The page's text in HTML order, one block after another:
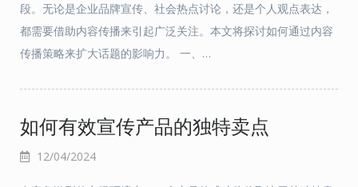
段。无论是企业品牌宣传、社会热点讨论，还是个人观点表达，
都需要借助内容传播来引起广泛关注。本文将探讨如何通过内容
传播策略来扩大话题的影响力。 一、…
如何有效宣传产品的独特卖点
12/04/2024